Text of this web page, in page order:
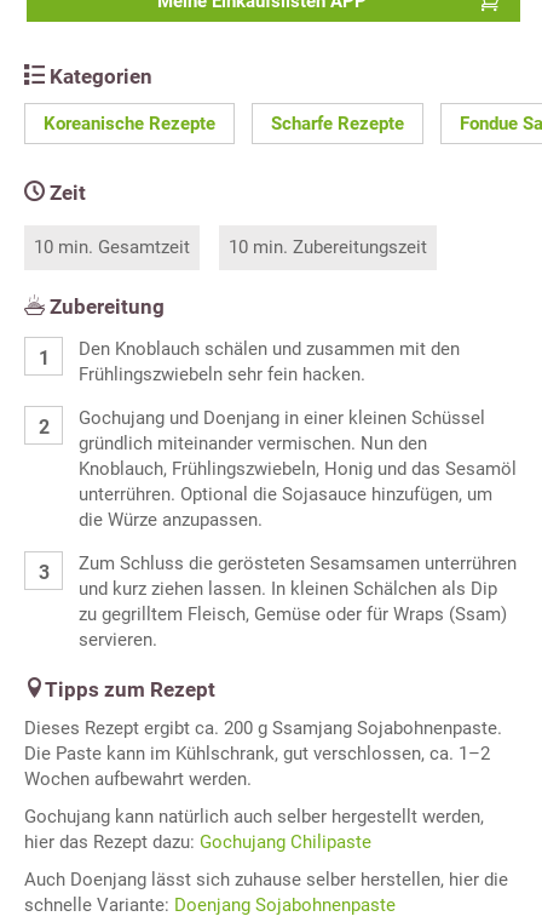
Kategorien
Koreanische Rezepte Scharfe Rezepte Fondue
Zeit
10 min. Gesamtzeit 10 min. Zubereitungszeit
Zubereitung
Den Knoblauch schälen und zusammen mit den
Frühlingszwiebeln sehr fein hacken.
Gochujang und Doenjang in einer kleinen Schüssel
gründlich miteinander vermischen. Nun den
Knoblauch, Frühlingszwiebeln, Honig und das Sesamöl
unterrühren. Optional die Sojasauce hinzufügen, um
die Würze anzupassen.
Zum Schluss die gerösteten Sesamsamen unterrühren
und kurz ziehen lassen. In kleinen Schälchen als Dip
zu gegrilltem Fleisch, Gemüse oder für Wraps (Ssam)
servieren.
Tipps zum Rezept
Dieses Rezept ergibt ca. 200 g Ssamjang Sojabohnenpaste.
Die Paste kann im Kühlschrank, gut verschlossen, ca. 1–2
Wochen aufbewahrt werden.
Gochujang kann natürlich auch selber hergestellt werden,
hier das Rezept dazu: Gochujang Chilipaste
Auch Doenjang lässt sich zuhause selber herstellen, hier die
schnelle Variante: Doenjang Sojabohnenpaste